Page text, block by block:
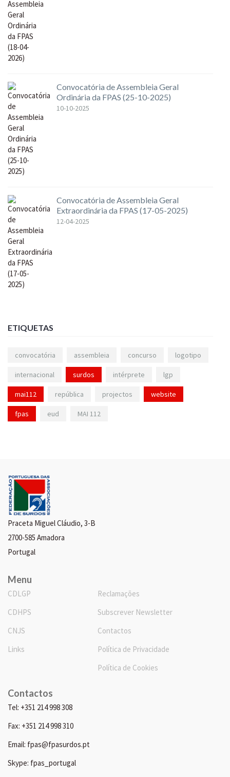
Convocatória de Assembleia Geral
Ordinária da FPAS (25-10-2025)
10-10-2025
Convocatória de Assembleia Geral
Extraordinária da FPAS (17-05-2025)
12-04-2025
ETIQUETAS
convocatória assembleia concurso logotipo
internacional surdos intérprete lgp
mai112 república projectos website
fpas eud MAI 112
Praceta Miguel Cláudio, 3-B
2700-585 Amadora
Portugal
Menu
CDLGP
CDHPS
CNJS
Links
Reclamações
Subscrever Newsletter
Contactos
Política de Privacidade
Política de Cookies
Contactos
Tel: +351 214 998 308
Fax: +351 214 998 310
Email: fpas@fpasurdos.pt
Skype: fpas_portugal